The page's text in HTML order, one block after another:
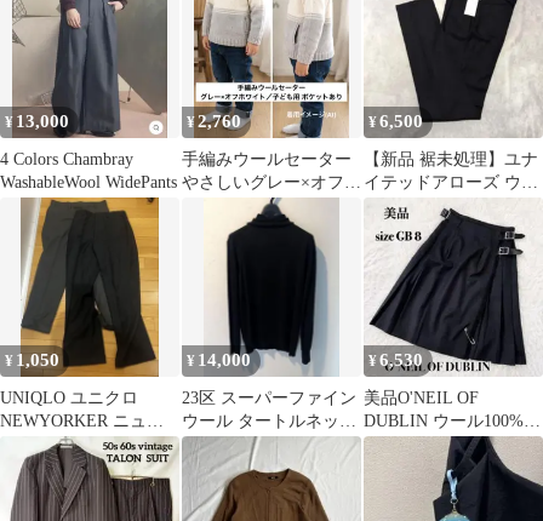
¥ 13,000
4 Colors Chambray
WashableWool WidePants
¥2,760
手編みウールセーター
やさしいグレー×オフホ
ワイト／子ども用 ポケ
ットあり
¥6,500
【新品 裾未処理】ユナ
イテッドアローズ ウー
ル スラックス 44
¥ 1,050
UNIQLO ユニクロ
NEWYORKER ニュー
ヨーカー スラックス2
枚セット
¥ 14,000
23区 スーパーファイン
ウール タートルネック
ニット ブラック 38
¥6,530
美品O'NEIL OF
DUBLIN ウール100%
キルトラップスカート